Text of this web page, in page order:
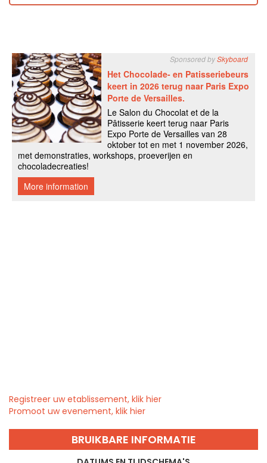
Registreer uw etablissement, klik hier
Promoot uw evenement, klik hier
BRUIKBARE INFORMATIE